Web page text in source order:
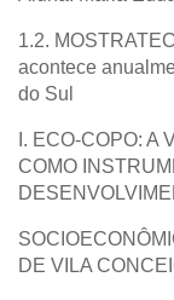
1.2.
acontece
do Sul
I. ECO-COPO: A
COMO
DE VILA